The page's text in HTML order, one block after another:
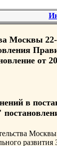
Москвы
от
в